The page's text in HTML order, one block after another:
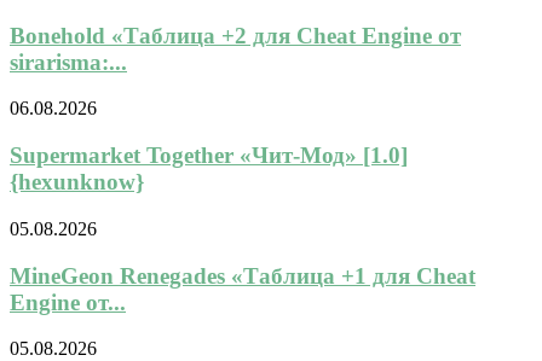
Bonehold «Таблица +2 для Cheat Engine от
sirarisma:...
06.08.2026
Supermarket Together «Чит-Мод» [1.0]
{hexunknow}
05.08.2026
MineGeon Renegades «Таблица +1 для Cheat
Engine от...
05.08.2026